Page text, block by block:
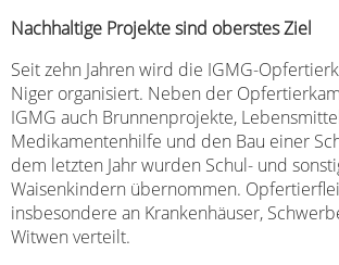
Nachhaltige Projekte sind oberstes Ziel
Seit zehn Jahren wird die IGMG-
Niger organisiert. Neben der
IGMG auch Brunnenprojekte,
Medikamentenhilfe und den Bau einer
dem letzten Jahr wurden Schul- und
Waisenkindern übernommen.
insbesondere an Krankenhäuser,
Witwen verteilt.